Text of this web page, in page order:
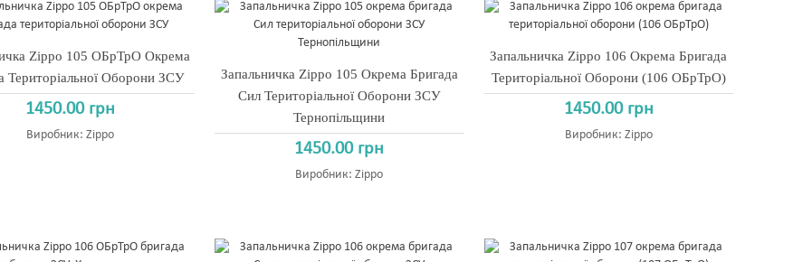
Zippo 105 ОБрТрО Окрема
Територіальної Оборони ЗСУ
1450.00 грн
Виробник:Zippo
Запальничка Zippo 105 Окрема Бригада
Сил Територіальної Оборони ЗСУ
Тернопільщини
1450.00 грн
Виробник:Zippo
Запальничка Zippo 106 Окрема Бригада
Територіальної Оборони (106 ОБрТрО)
1450.00 грн
Виробник: Zippo